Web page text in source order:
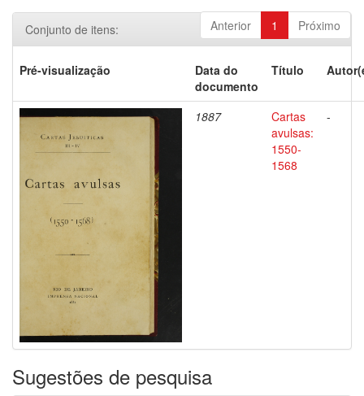
Anterior 1 Próximo
Conjunto de itens:
Pré-visualização
Data do
documento
Título
1887
Cartas
avulsas:
1550-
1568
-
Sugestões de pesquisa